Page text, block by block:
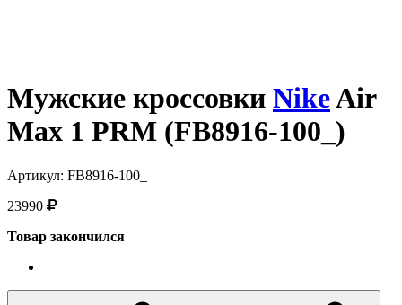
Мужские кроссовки NikeAir
Max 1 PRM (FB8916-100_)
Артикул: FB8916-100_
23990
Товар закончился